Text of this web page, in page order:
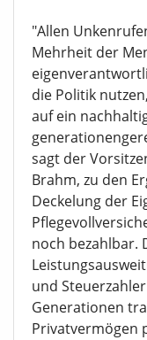
"Allen
Mehrheit der
die Politik
auf ein
sagt der
Brahm, zu den
Deckelung der
noch bezahlbar.
und
Generationen
Privatvermögen